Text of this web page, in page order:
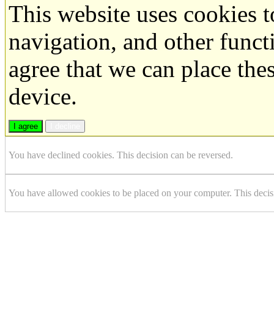
This website uses cookies
navigation, and other
agree that we can place
device.
I agree
You have declined cookies. This decision can be reversed.
You have allowed cookies to be placed on your computer. This